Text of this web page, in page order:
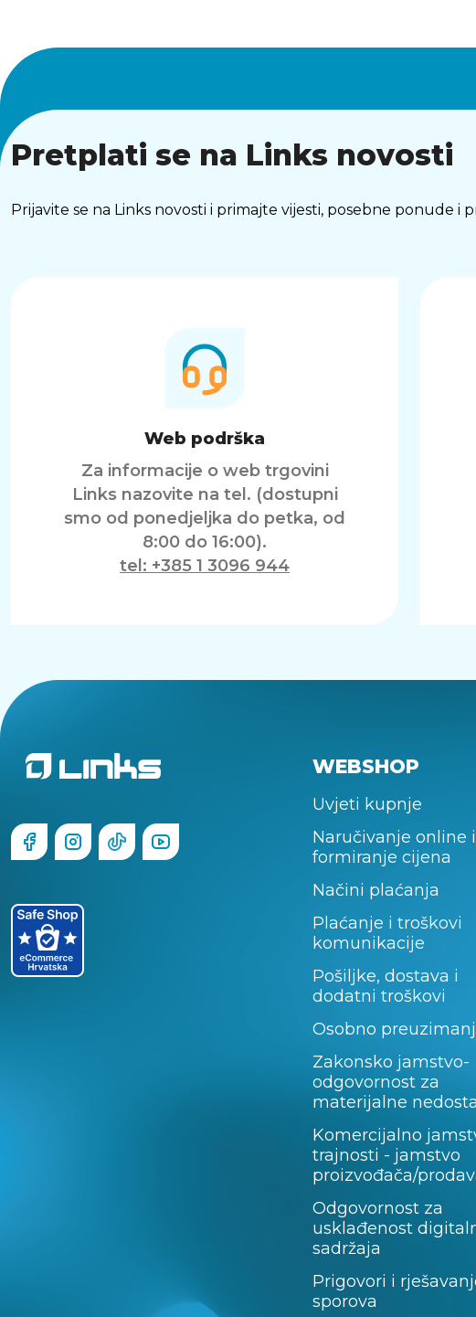
Pretplati se na Links novosti
Prijavite se na Links novosti i primajte vijesti, posebne ponude i
Web podrška
Za informacije o web trgovini
Links nazovite na tel. (dostupni
smo od ponedjeljka do petka, od
8:00 do 16:00).
tel: +385 1 3096 944
WEBSHOP
Uvjeti kupnje
Naručivanje online i
formiranje cijena
Načini plaćanja
Plaćanje i troškovi
komunikacije
Pošiljke, dostava i
dodatni troškovi
Osobno
Zakonsko jamstvo-
odgovornost za
materijalne
Komercijalno
trajnosti - jamstvo
proizvođača/
Odgovornost za
usklađenost
sadržaja
Prigovori i
sporova